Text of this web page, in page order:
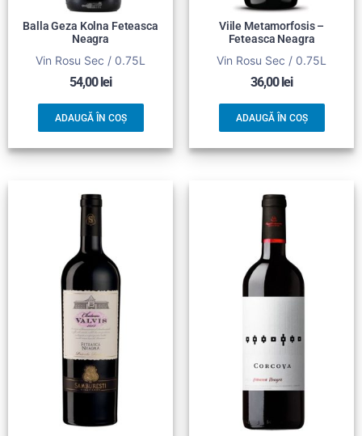
Balla Geza Kolna Feteasca
Neagra
Vin Rosu Sec / 0.75L
54,00lei
ADAUGĂ ÎN COȘ
Viile Metamorfosis –
Feteasca Neagra
Vin Rosu Sec / 0.75L
36,00lei
ADAUGĂ ÎN COȘ